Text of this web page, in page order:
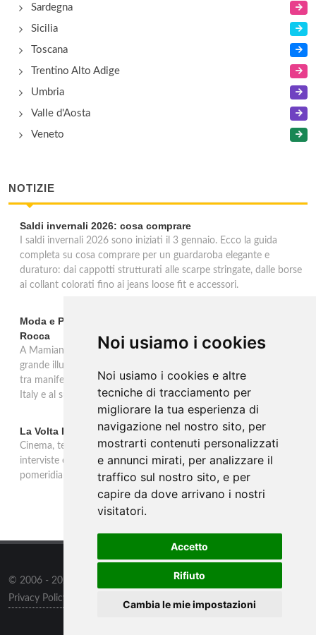
Noi usiamo i cookies
Noi usiamo i cookies e altre
tecniche di tracciamento per
migliorare la tua esperienza di
navigazione nel nostro sito, per
mostrarti contenuti personalizzati
e annunci mirati, per analizzare il
traffico sul nostro sito, e per
capire da dove arrivano i nostri
visitatori.
Accetto
Rifiuto
Cambia le mie impostazioni
Sardegna
Sicilia
Toscana
Trentino Alto Adige
Umbria
Valle d'Aosta
Veneto
NOTIZIE
Saldi invernali 2026: cosa comprare
I saldi invernali 2026 sono iniziati il 3 gennaio. Ecco la guida
completa su cosa comprare per un guardaroba elegante e
duraturo: dai cappotti strutturati alle scarpe stringate, dalle borse
ai collant colorati fino ai jeans loose fit e accessori.
Moda e Pubblicità 1950-2000 alla Fondazione Magnani-
Rocca
A Mamiano di Traversetolo la mostra ripercorre l'eredità della
grande illustrazione di moda e della pubblicità in Italia 1950-2000,
tra manifesti, schizzi e icone che hanno dato forma al Made in
Italy e al suo immaginario visivo.
La Volta Buona: Caterina Balivo
Cinema, teatro, televisione e temi sociali: una settimana ricca di
interviste esclusive e momenti di intrattenimento nel programma
pomeridiano di Rai 1, in onda dalle 14:00 alle 16:00.
© 2006 - 2026
all rights reserved.
Privacy Policy
Preferenze sui Cookies